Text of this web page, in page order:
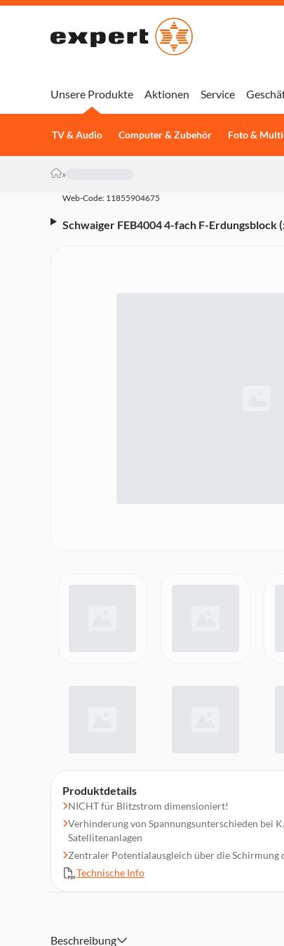
Unsere Produkte
TV & Audio Computer & Zubehör Foto &
Aktionen Service
»
Web-Code: 11855904675
Schwaiger FEB4004 4-fach F-Erdungsblock
Produktdetails
NICHT für Blitzstrom dimensioniert!
Verhinderung von Spannungsunterschieden bei
Satellitenanlagen
Zentraler Potentialausgleich über die Schirmung
Technische Info
Beschreibung